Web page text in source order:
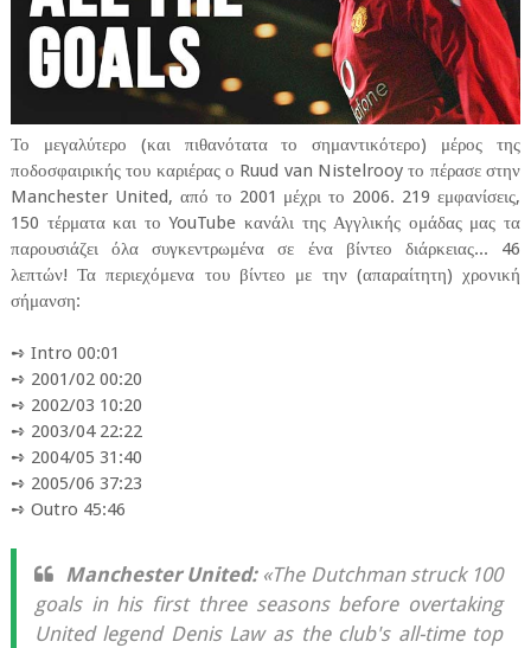
Το μεγαλύτερο (και πιθανότατα το σημαντικότερο) μέρος της
ποδοσφαιρικής του καριέρας ο Ruud van Nistelrooy το πέρασε στην
Manchester United, από το 2001 μέχρι το 2006. 219 εμφανίσεις,
150 τέρματα και το YouTube κανάλι της Αγγλικής ομάδας μας τα
παρουσιάζει όλα συγκεντρωμένα σε ένα βίντεο διάρκειας... 46
λεπτών! Τα περιεχόμενα του βίντεο με την (απαραίτητη) χρονική
σήμανση:
➺ Intro 00:01
➺ 2001/02 00:20
➺ 2002/03 10:20
➺ 2003/04 22:22
➺ 2004/05 31:40
➺ 2005/06 37:23
➺ Outro 45:46
Manchester United:«The Dutchman struck 100
goals in his first three seasons before overtaking
United legend Denis Law as the club's all-time top